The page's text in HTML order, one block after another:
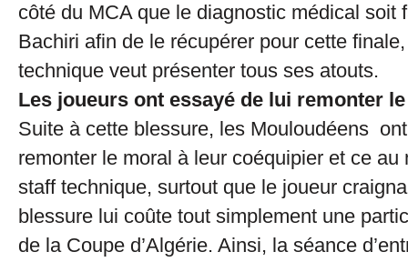
côté du MCA que le diagnostic médical soit
Bachiri afin de le récupérer pour cette
technique veut présenter tous ses atouts.
Les joueurs ont essayé de lui remonter
Suite à cette blessure, les Mouloudéens
remonter le moral à leur coéquipier et ce au
staff technique, surtout que le joueur
blessure lui coûte tout simplement une
de la Coupe d’Algérie. Ainsi, la séance